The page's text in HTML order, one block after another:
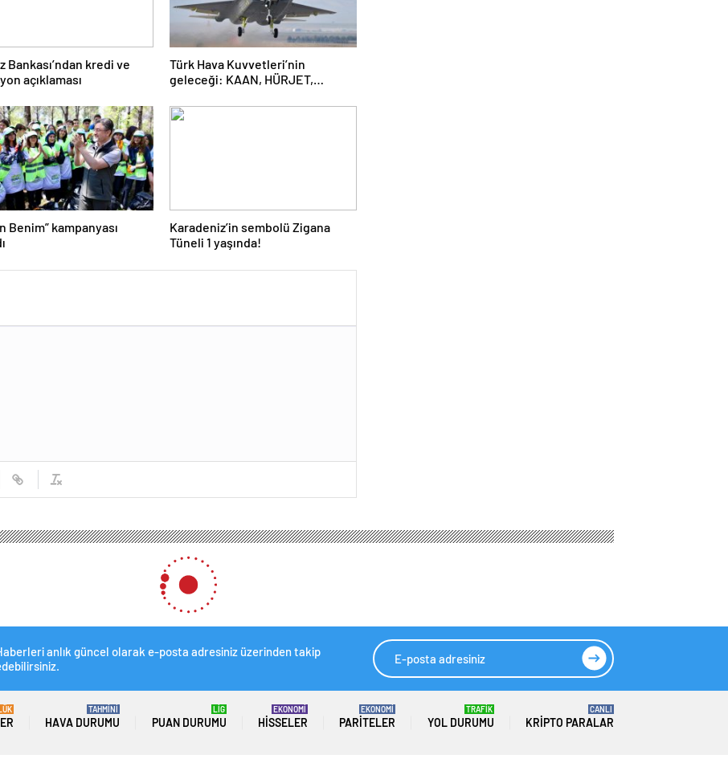
Bankası’ndan kredi ve
açıklaması
Türk Hava Kuvvetleri’nin
geleceği: KAAN, HÜRJET,
Benim” kampanyası
Karadeniz’in sembolü Zigana
Tüneli 1 yaşında!
anlık güncel olarak e-posta adresiniz üzerinden takip
HAVA DURUMU
TAHMİNİ
PUAN DURUMU
LİG
HISSELER
EKONOMİ
PARITELER
EKONOMİ
YOL DURUMU
TRAFİK
KRIPTO PARALAR
CANLI